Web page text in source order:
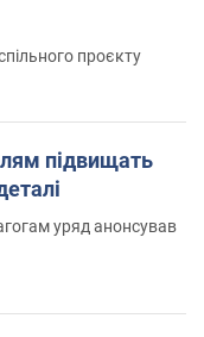
проєкту
підвищать
уряд анонсував